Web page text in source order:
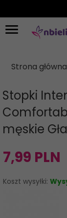
Strona główna
Stopki
męskie
7,99 PLN
Koszt wysyłki: